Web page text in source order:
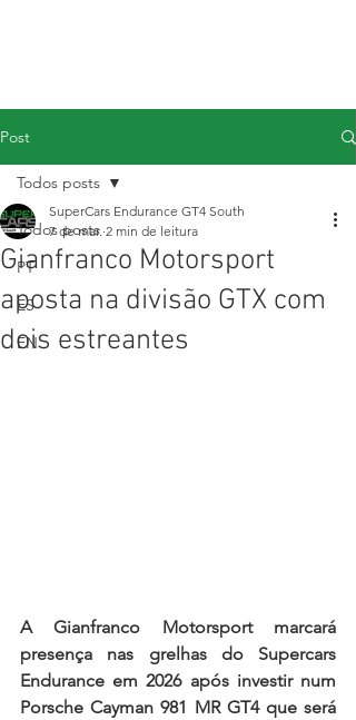
Post
Todos posts
PT
ES
EN
Todos posts
Gianfranco Motorsport
aposta na divisão GTX com
dois estreantes
SuperCars Endurance GT4 South
7 de mar. 2 min de leitura
A Gianfranco Motorsport marcará
presença nas grelhas do Supercars
Endurance em 2026 após investir num
Porsche Cayman 981 MR GT4 que será